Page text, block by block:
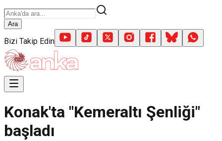
Ara
Bizi Takip Edin
Konak'ta "Kemeraltı Şenliği"
başladı